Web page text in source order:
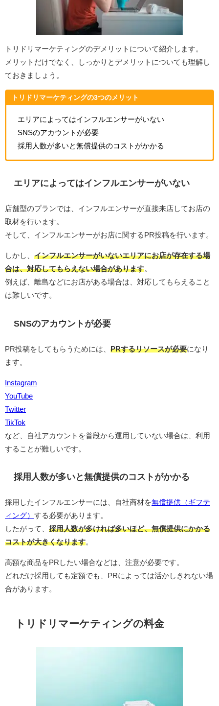
トリドリマーケティングのデメリットについて紹介します。
メリットだけでなく、しっかりとデメリットについても理解し
ておきましょう。
トリドリマーケティングの3つのメリット
エリアによってはインフルエンサーがいない
SNSのアカウントが必要
採用人数が多いと無償提供のコストがかかる
エリアによってはインフルエンサーがいない
店舗型のプランでは、インフルエンサーが直接来店してお店の
取材を行います。
そして、インフルエンサーがお店に関するPR投稿を行います。
しかし、 インフルエンサーがいないエリアにお店が存在する場
合は、対応してもらえない場合があります
例えば、離島などにお店がある場合は、対応してもらえること
は難しいです。
SNSのアカウントが必要
PR投稿をしてもらうためには、 PRするリソースが必要になり
ます。
Instagram
YouTube
Twitter
TikTok
など、自社アカウントを普段から運用していない場合は、利用
することが難しいです。
採用人数が多いと無償提供のコストがかかる
採用したインフルエンサーには、自社商材を無償提供（ギフテ
ィング） する必要があります。
したがって、 採用人数が多ければ多いほど、無償提供にかかる
コストが大きくなります。
高額な商品をPRしたい場合などは、注意が必要です。
どれだけ採用しても定額でも、PRによっては活かしきれない場
合があります。
トリドリマーケティングの料金